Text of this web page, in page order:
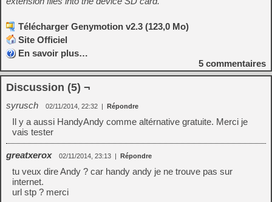
Télécharger Genymotion v2.3 (123,0 Mo)
Site Officiel
En savoir plus…
5 commentaires
Discussion (5) ¬
syrusch 02/11/2014, 22:32 | Répondre
Il y a aussi HandyAndy comme altérnative gratuite. Merci je
vais tester
greatxerox 02/11/2014, 23:13 | Répondre
tu veux dire Andy ? car handy andy je ne trouve pas sur
internet.
url stp ? merci